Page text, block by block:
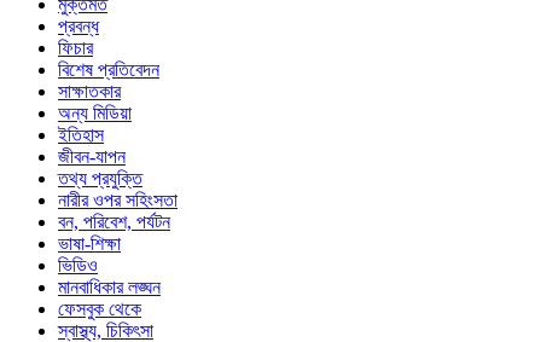
মুক্তমত
প্রবন্ধ
ফিচার
বিশেষ প্রতিবেদন
সাক্ষাতকার
অন্য মিডিয়া
ইতিহাস
জীবন-যাপন
তথ্য প্রযুক্তি
নারীর ওপর সহিংসতা
বন, পরিবেশ, পর্যটন
ভাষা-শিক্ষা
ভিডিও
মানবাধিকার লঙ্ঘন
ফেসবুক থেকে
স্বাস্থ্য, চিকিৎসা